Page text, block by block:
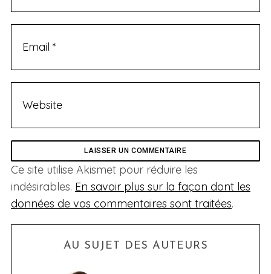
Ce site utilise Akismet pour réduire les
indésirables. En savoir plus sur la façon dont les
données de vos commentaires sont traitées.
AU SUJET DES AUTEURS